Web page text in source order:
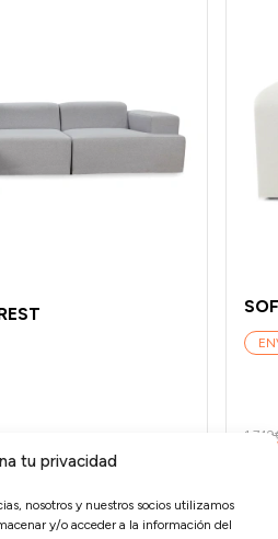
tu privacidad
nosotros y nuestros socios utilizamos
y/o acceder a la información del